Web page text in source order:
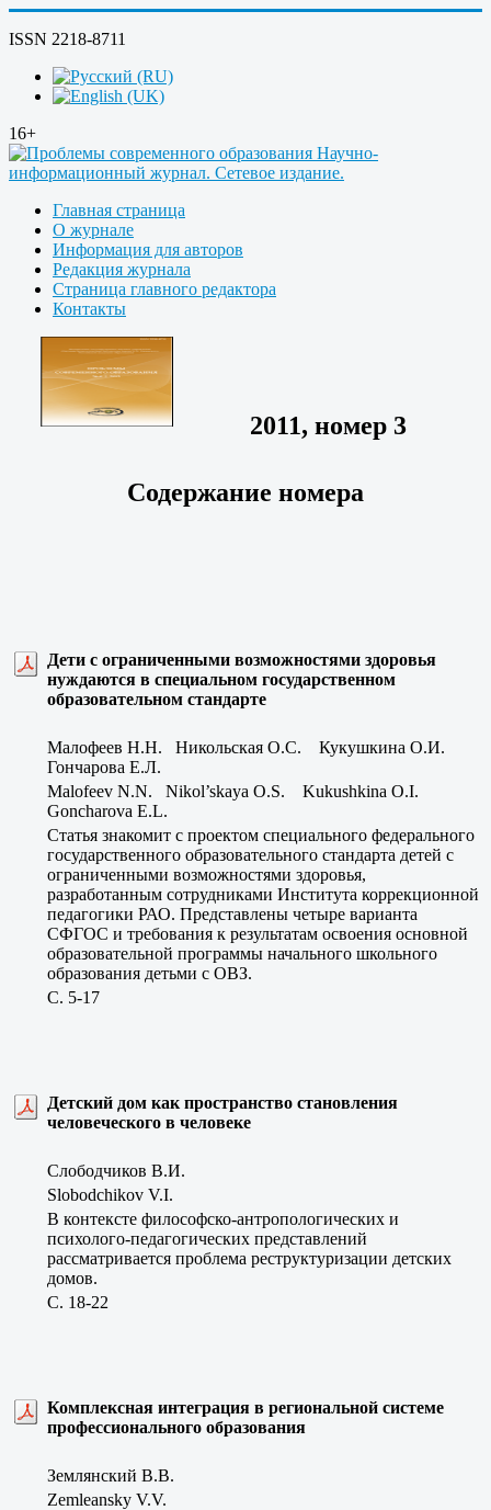
ISSN 2218-8711
16+
Главная страница
О журнале
Информация для авторов
Редакция журнала
Страница главного редактора
Контакты
2011, номер 3
Содержание номера
Дети с ограниченными возможностями здоровья
нуждаются в специальном государственном
образовательном стандарте
Малофеев Н.Н. Никольская О.С. Кукушкина О.И.
Гончарова Е.Л.
Malofeev N.N. Nikol’skaya O.S. Kukushkina O.I.
Goncharova E.L.
Статья знакомит с проектом специального федерального
государственного образовательного стандарта детей с
ограниченными возможностями здоровья,
разработанным сотрудниками Института коррекционной
педагогики РАО. Представлены четыре варианта
СФГОС и требования к результатам освоения основной
образовательной программы начального школьного
образования детьми с ОВЗ.
C. 5-17
Детский дом как пространство становления
человеческого в человеке
Слободчиков В.И.
Slobodchikov V.I.
В контексте философско-антропологических и
психолого-педагогических представлений
рассматривается проблема реструктуризации детских
домов.
C. 18-22
Комплексная интеграция в региональной системе
профессионального образования
Землянский В.В.
Zemleansky V.V.